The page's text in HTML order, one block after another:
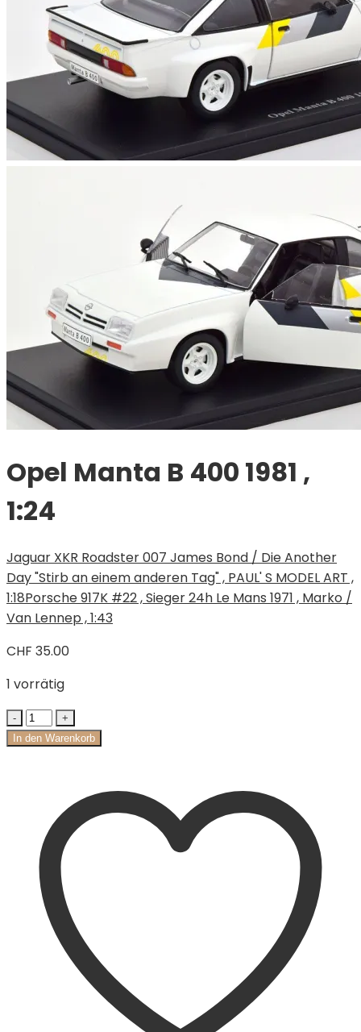
Opel Manta B 400 1981 ,
1:24
Jaguar XKR Roadster 007 James Bond / Die Another
Day "Stirb an einem anderen Tag" , PAUL' S MODEL ART ,
1:18Porsche 917K #22 , Sieger 24h Le Mans 1971 , Marko /
Van Lennep , 1:43
CHF 35.00
1 vorrätig
In den Warenkorb